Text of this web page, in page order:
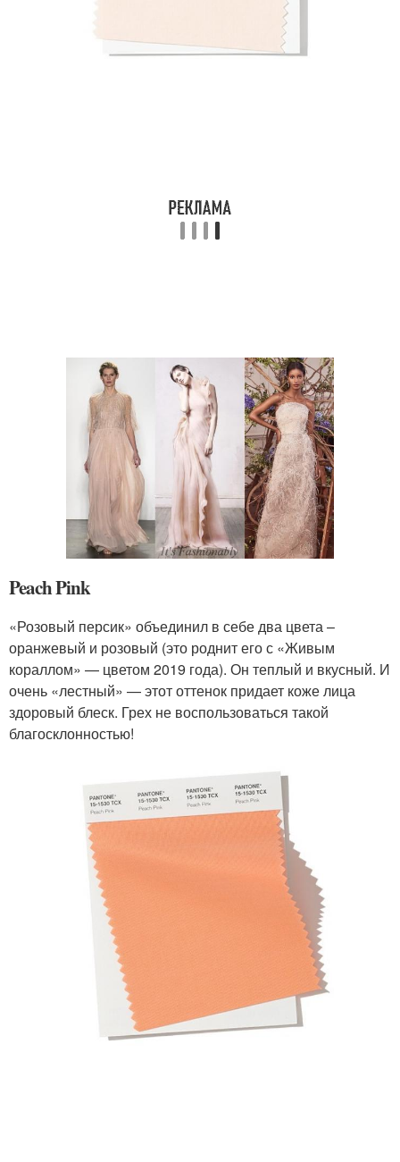
Peach Pink
«Розовый персик» объединил в себе два цвета –
оранжевый и розовый (это роднит его с «Живым
кораллом» — цветом 2019 года). Он теплый и вкусный. И
очень «лестный» — этот оттенок придает коже лица
здоровый блеск. Грех не воспользоваться такой
благосклонностью!